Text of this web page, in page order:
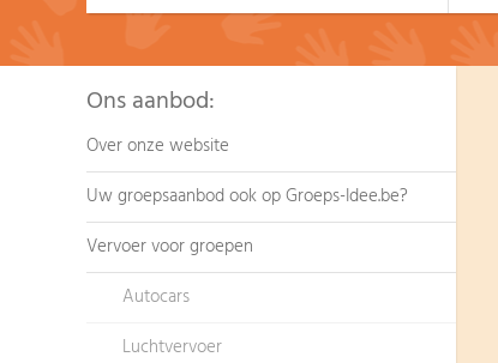
Ons aanbod:
Over onze website
Uw groepsaanbod ook op Groeps-Idee.be?
Vervoer voor groepen
Autocars
Luchtvervoer